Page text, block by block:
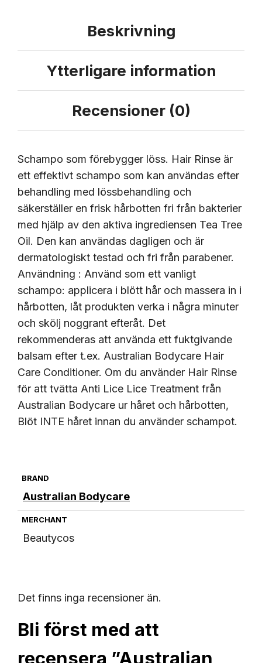
Beskrivning
Ytterligare information
Recensioner (0)
Schampo som förebygger löss. Hair Rinse är
ett effektivt schampo som kan användas efter
behandling med lössbehandling och
säkerställer en frisk hårbotten fri från bakterier
med hjälp av den aktiva ingrediensen Tea Tree
Oil. Den kan användas dagligen och är
dermatologiskt testad och fri från parabener.
Användning : Använd som ett vanligt
schampo: applicera i blött hår och massera in i
hårbotten, låt produkten verka i några minuter
och skölj noggrant efteråt. Det
rekommenderas att använda ett fuktgivande
balsam efter t.ex. Australian Bodycare Hair
Care Conditioner. Om du använder Hair Rinse
för att tvätta Anti Lice Lice Treatment från
Australian Bodycare ur håret och hårbotten,
Blöt INTE håret innan du använder schampot.
BRAND
Australian Bodycare
MERCHANT
Beautycos
Det finns inga recensioner än.
Bli först med att
recensera ”Australian